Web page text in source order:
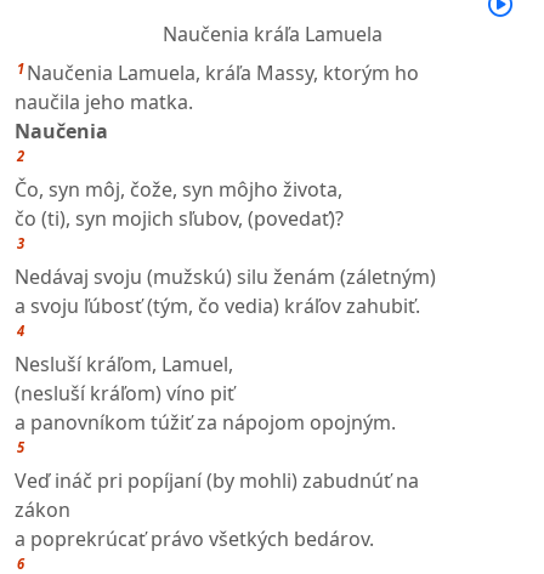
Naučenia kráľa Lamuela
1 Naučenia Lamuela, kráľa Massy, ktorým ho
naučila jeho matka.
Naučenia
2
Čo, syn môj, čože, syn môjho života,
čo (ti), syn mojich sľubov, (povedať)?
3
Nedávaj svoju (mužskú) silu ženám (záletným)
a svoju ľúbosť (tým, čo vedia) kráľov zahubiť.
4
Nesluší kráľom, Lamuel,
(nesluší kráľom) víno piť
a panovníkom túžiť za nápojom opojným.
5
Veď ináč pri popíjaní (by mohli) zabudnúť na
zákon
a poprekrúcať právo všetkých bedárov.
6